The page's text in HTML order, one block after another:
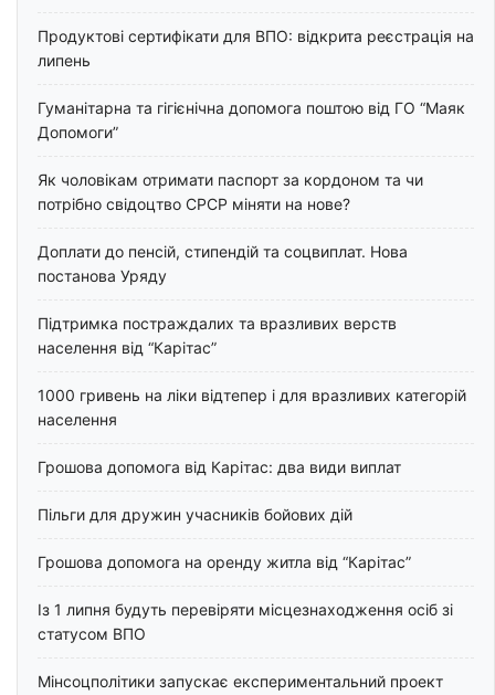
Продуктові сертифікати для ВПО: відкрита реєстрація на
липень
Гуманітарна та гігієнічна допомога поштою від ГО “Маяк
Допомоги”
Як чоловікам отримати паспорт за кордоном та чи
потрібно свідоцтво СРСР міняти на нове?
Доплати до пенсій, стипендій та соцвиплат. Нова
постанова Уряду
Підтримка постраждалих та вразливих верств
населення від “Карітас”
1000 гривень на ліки відтепер і для вразливих категорій
населення
Грошова допомога від Карітас: два види виплат
Пільги для дружин учасників бойових дій
Грошова допомога на оренду житла від “Карітас”
Із 1 липня будуть перевіряти місцезнаходження осіб зі
статусом ВПО
Мінсоцполітики запускає експериментальний проект